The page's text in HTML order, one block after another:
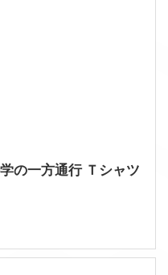
の一方通行 Ｔシャツ